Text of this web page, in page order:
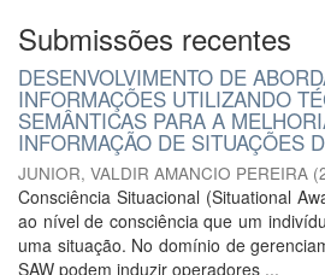
Submissões recentes
DESENVOLVIMENTO DE
INFORMAÇÕES UTILIZANDO
SEMÂNTICAS PARA A
INFORMAÇÃO DE SITUAÇÕES
JUNIOR, VALDIR AMANCIO PEREIRA (
Consciência Situacional (Situational
ao nível de consciência que um
uma situação. No domínio de
SAW podem induzir operadores ...